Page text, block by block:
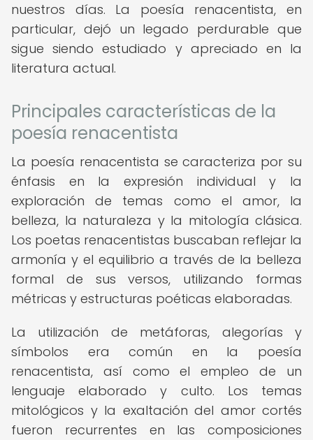
nuestros días. La poesía renacentista, en
particular, dejó un legado perdurable que
sigue siendo estudiado y apreciado en la
literatura actual.
Principales características de la
poesía renacentista
La poesía renacentista se caracteriza por su
énfasis en la expresión individual y la
exploración de temas como el amor, la
belleza, la naturaleza y la mitología clásica.
Los poetas renacentistas buscaban reflejar la
armonía y el equilibrio a través de la belleza
formal de sus versos, utilizando formas
métricas y estructuras poéticas elaboradas.
La utilización de metáforas, alegorías y
símbolos era común en la poesía
renacentista, así como el empleo de un
lenguaje elaborado y culto. Los temas
mitológicos y la exaltación del amor cortés
fueron recurrentes en las composiciones